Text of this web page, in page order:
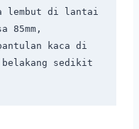
lembut di lantai
85mm,
kaca di
sedikit